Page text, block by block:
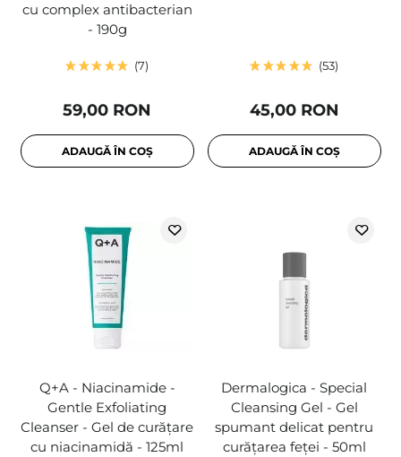
cu complex antibacterian
- 190g
7
59,00 RON
ADAUGĂ ÎN COȘ
53
45,00 RON
ADAUGĂ ÎN COȘ
Q+A - Niacinamide -
Gentle Exfoliating
Cleanser - Gel de curățare
cu niacinamidă - 125ml
Dermalogica - Special
Cleansing Gel - Gel
spumant delicat pentru
curățarea feței - 50ml